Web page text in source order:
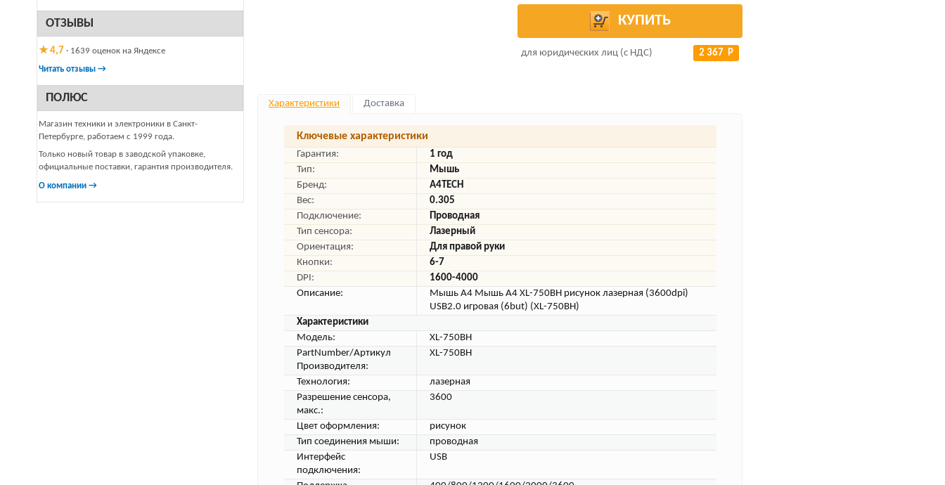
ОТЗЫВЫ
★ 4,7 · 1639 оценок на Яндексе
Читать отзывы →
ПОЛЮС
Магазин техники и электроники в Санкт-
Петербурге, работаем с 1999 года.
Только новый товар в заводской упаковке,
официальные поставки, гарантия производителя.
О компании →
КУПИТЬ
для юридических лиц (с НДС) 2 367 Р
Характеристики Доставка
Ключевые характеристики
Гарантия:
1 год
Тип:
Мышь
Бренд:
A4TECH
Вес:
0.305
Подключение:
Проводная
Тип сенсора:
Лазерный
Ориентация:
Для правой руки
Кнопки:
6-7
DPI:
1600-4000
Описание:
Мышь A4 Мышь A4 XL-750BH рисунок лазерная (3600dpi)
USB2.0 игровая (6but) (XL-750BH)
Характеристики
Модель:
XL-750BH
PartNumber/Артикул
Производителя:
XL-750BH
Технология:
лазерная
Разрешение сенсора,
макс.:
3600
Цвет оформления:
рисунок
Тип соединения мыши:
проводная
Интерфейс
подключения:
USB